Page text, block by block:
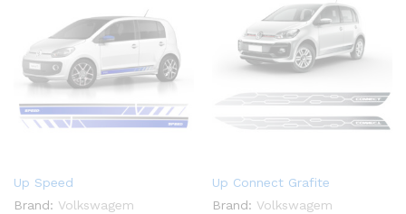
Up Speed
Brand: Volkswagem
Up Connect Grafite
Brand: Volkswagem